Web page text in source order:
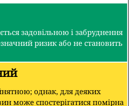
задовільною і забруднення
ризик або не становить
однак, для деяких
може спостерігатися помірна